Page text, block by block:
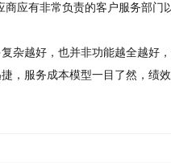
商应有非常负责的客户服务部
杂越好，也并非功能越全越好
，服务成本模型一目了然，绩